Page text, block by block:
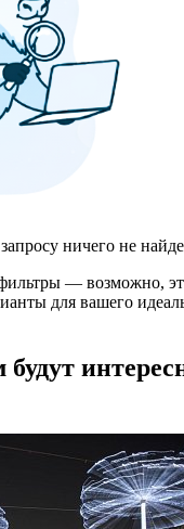
ничего не
— возможно,
для вашего